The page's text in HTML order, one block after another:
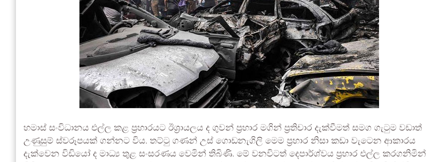
හමාස් සංවිධානය එල්ල කළ ප්‍රහාරයට ඊශ්‍රායලය ද ගුවන් ප්‍රහාර මගින් ප්‍රතිචාර දැක්වීමත් සමග ගැටුම වඩාත්
උණුසුම් ස්වරූපයක් ගන්නට විය. තට්ටු ගණන් උස් ගොඩනැගිලි මෙම ප්‍රහාර නිසා කඩා වැටෙන ආකාරය
දැක්වෙන විඩියෝ ද මාධ්‍ය තුළ සංසරණය වෙමින් තිබිණි. මේ වනවිටත් දෙපාර්ශ්වය ප්‍රහාර එල්ල කරගනිමින්